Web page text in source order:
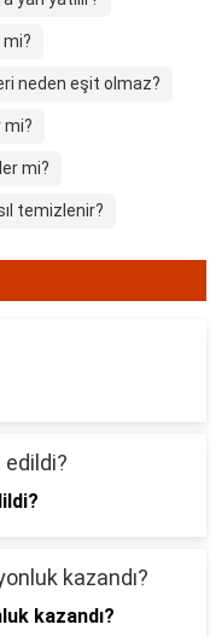
neden eşit olmaz?
mi?
mi?
temizlenir?
kazandı?